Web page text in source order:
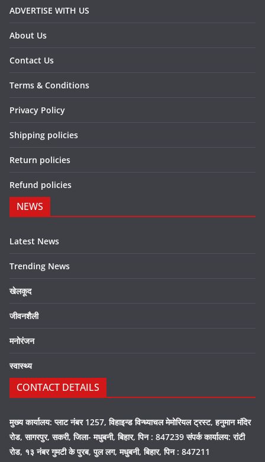
ADVERTISE WITH US
About Us
Contact Us
Terms & Conditions
Privacy Policy
Shipping policies
Return policies
Refund policies
NEWS
Latest News
Trending News
खेलकूद
जीवनशैली
मनोरंजन
स्वास्थ्य
CONTACT DETAILS
मुख्य कार्यालय: प्लाट नंबर 1257, विहाइन्ड विन्ध्याचल मेमोरियल ट्रस्ट, हनुमान मंदिर
रोड, सागरपुर, सकरी, जिला- मधुबनी, बिहार, पिन : 847239 संपर्क कार्यालय: रांटी
रोड, १३ नंबर गुमटी के पुरब, पुल लग, मधुबनी, बिहार, पिन : 847211